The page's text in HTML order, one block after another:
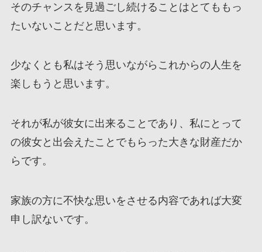
そのチャンスを見過ごし続けることはとてももっ
たいないことだと思います。
少なくとも私はそう思いながらこれからの人生を
楽しもうと思います。
それが私が彼女に出来ることであり、私にとって
の彼女と出会えたことでもらった大きな財産だか
らです。
家族の方に不快な思いをさせる内容であれば大変
申し訳ないです。